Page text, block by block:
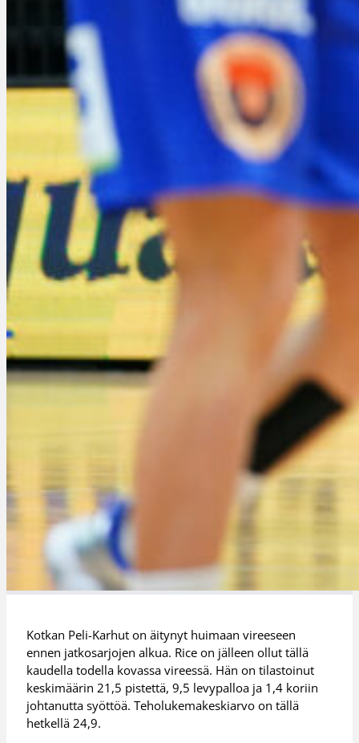
Kotkan Peli-Karhut on äitynyt huimaan vireeseen
ennen jatkosarjojen alkua. Rice on jälleen ollut tällä
kaudella todella kovassa vireessä. Hän on tilastoinut
keskimäärin 21,5 pistettä, 9,5 levypalloa ja 1,4 koriin
johtanutta syöttöä. Teholukemakeskiarvo on tällä
hetkellä 24,9.